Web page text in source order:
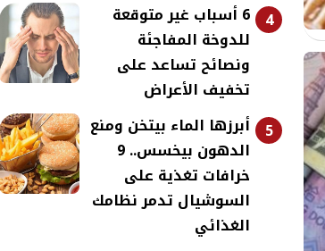
4
6 أسباب غير متوقعة
للدوخة المفاجئة
ونصائح تساعد على
تخفيف الأعراض
5
أبرزها الماء بيتخن ومنع
الدهون بيخسس.. 9
خرافات تغذية على
السوشيال تدمر نظامك
الغذائي